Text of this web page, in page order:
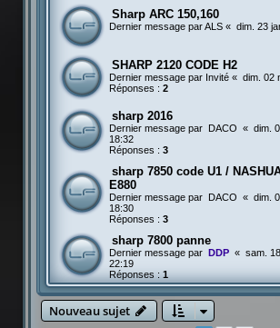
Sharp ARC 150,160
Dernier message parALS« dim. 23
SHARP 2120 CODE H2
Dernier message par Invité« dim. 02
Réponses : 2
sharp 2016
Dernier message par DACO « dim.
18:32
Réponses : 3
sharp 7850 code U1 /
E880
Dernier message par DACO « dim.
18:30
Réponses : 3
sharp 7800 panne
Dernier message par DDP « sam.
22:19
Réponses :1
Nouveau sujet